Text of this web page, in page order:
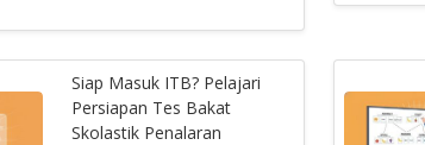
Siap Masuk ITB? Pelajari
Persiapan Tes Bakat
Skolastik Penalaran